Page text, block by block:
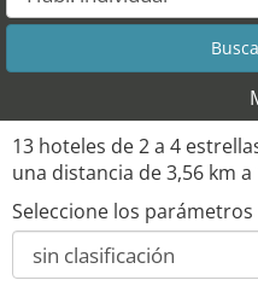
13 hoteles de 2 a 4
una distancia de 3,56 km a
Seleccione los